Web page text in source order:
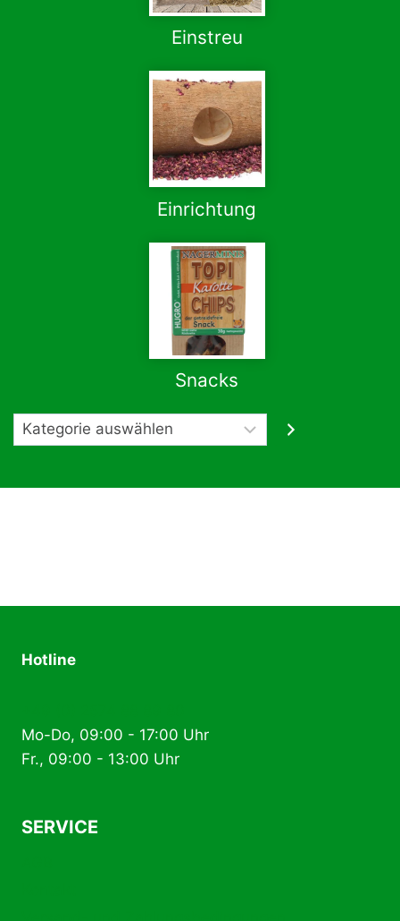
Einstreu
Einrichtung
Snacks
Kategorie
auswählen
Hotline
Mo-Do, 09:00 - 17:00 Uhr
Fr., 09:00 - 13:00 Uhr
SERVICE